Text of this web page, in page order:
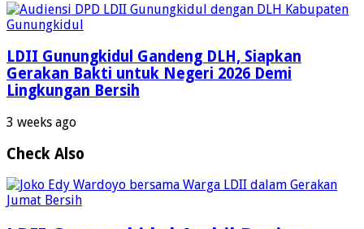
LDII Gunungkidul Gandeng DLH, Siapkan
Gerakan Bakti untuk Negeri 2026 Demi
Lingkungan Bersih
3 weeks ago
Check Also